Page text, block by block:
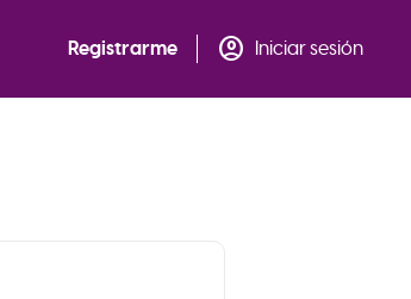
Registrarme account_circle Iniciar sesión